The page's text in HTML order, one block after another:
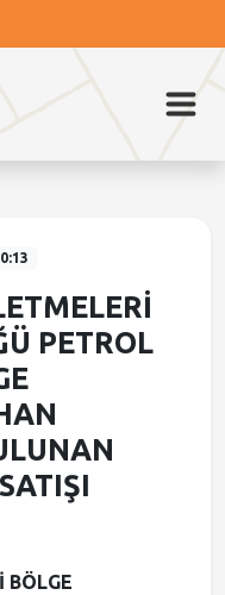
PETROL
BÖLGE